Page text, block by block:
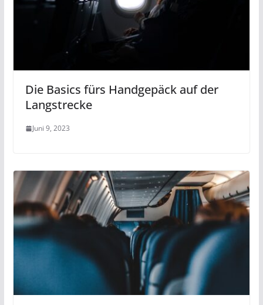
Die Basics fürs Handgepäck auf der
Langstrecke
Juni 9, 2023